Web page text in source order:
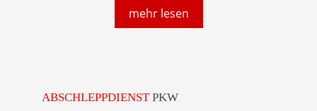
mehr lesen
ABSCHLEPPDIENSTPKW